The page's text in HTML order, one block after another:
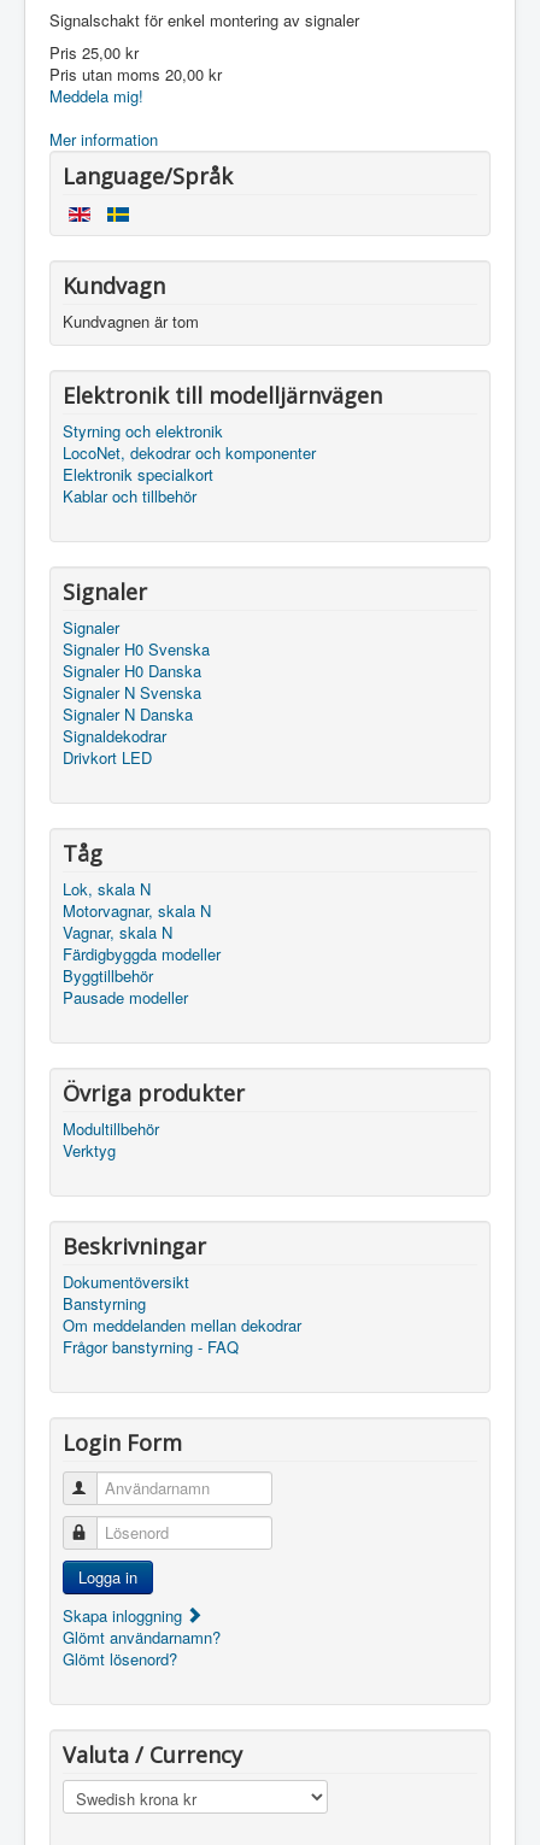
Signalschakt för enkel montering av signaler
Pris 25,00 kr
Pris utan moms 20,00 kr
Meddela mig!
Mer information
Language/Språk
Kundvagn
Kundvagnen är tom
Elektronik till modelljärnvägen
Styrning och elektronik
LocoNet, dekodrar och komponenter
Elektronik specialkort
Kablar och tillbehör
Signaler
Signaler
Signaler H0 Svenska
Signaler H0 Danska
Signaler N Svenska
Signaler N Danska
Signaldekodrar
Drivkort LED
Tåg
Lok, skala N
Motorvagnar, skala N
Vagnar, skala N
Färdigbyggda modeller
Byggtillbehör
Pausade modeller
Övriga produkter
Modultillbehör
Verktyg
Beskrivningar
Dokumentöversikt
Banstyrning
Om meddelanden mellan dekodrar
Frågor banstyrning - FAQ
Login Form
Användarnamn
Lösenord
Logga in
Skapa inloggning
Glömt användarnamn?
Glömt lösenord?
Valuta / Currency